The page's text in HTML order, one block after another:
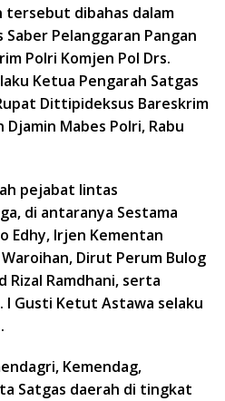
tersebut dibahas dalam
Pelanggaran Pangan
Polri Komjen Pol Drs.
Ketua Pengarah Satgas
Dittipideksus Bareskrim
Mabes Polri, Rabu
pejabat lintas
di antaranya Sestama
Edhy, Irjen Kementan
Dirut Perum Bulog
Rizal Ramdhani, serta
I Gusti Ketut Astawa selaku
Kemendag,
Satgas daerah di tingkat